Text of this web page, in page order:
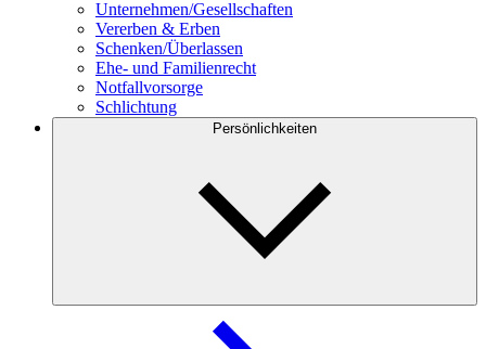
Unternehmen/Gesellschaften
Vererben & Erben
Schenken/Überlassen
Ehe- und Familienrecht
Notfallvorsorge
Schlichtung
Persönlichkeiten